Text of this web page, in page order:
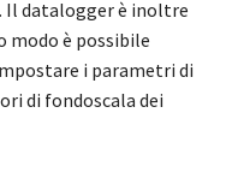
Il datalogger è inoltre
modo è possibile
i parametri di
di fondoscala dei